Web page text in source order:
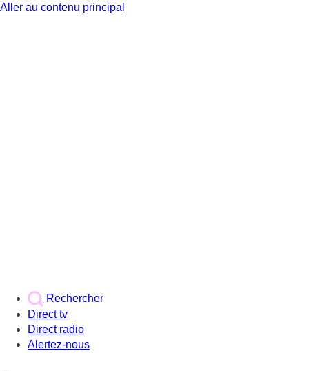
Aller au contenu principal
Rechercher
Direct tv
Direct radio
Alertez-nous